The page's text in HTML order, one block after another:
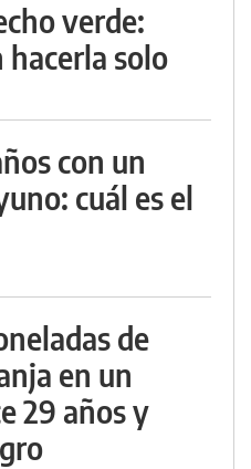
verde:
solo
con un
cuál es el
de
en un
29 años y